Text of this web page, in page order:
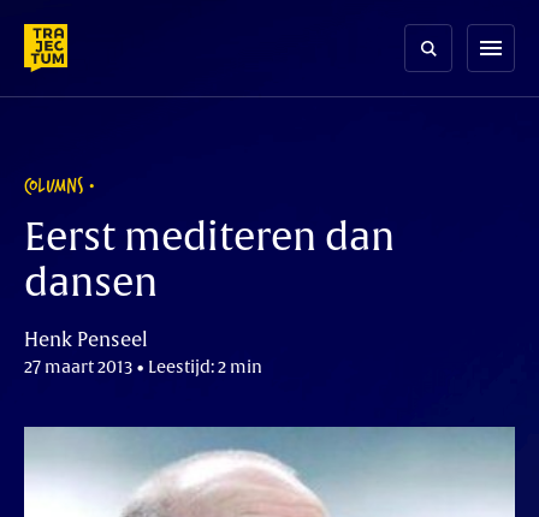
content
menu
COLUMNS
Eerst mediteren dan
dansen
Henk Penseel
27 maart 2013 • Leestijd: 2 min